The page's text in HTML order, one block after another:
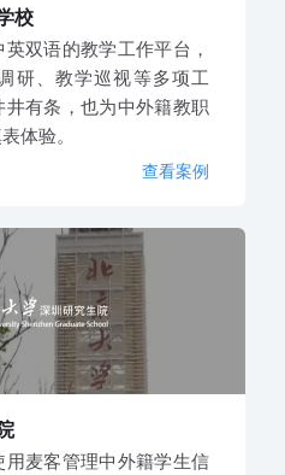
校
双语的教学工作平台，
研、教学巡视等多项工
有条，也为中外籍教职
体验。
查看案例
麦客管理中外籍学生信